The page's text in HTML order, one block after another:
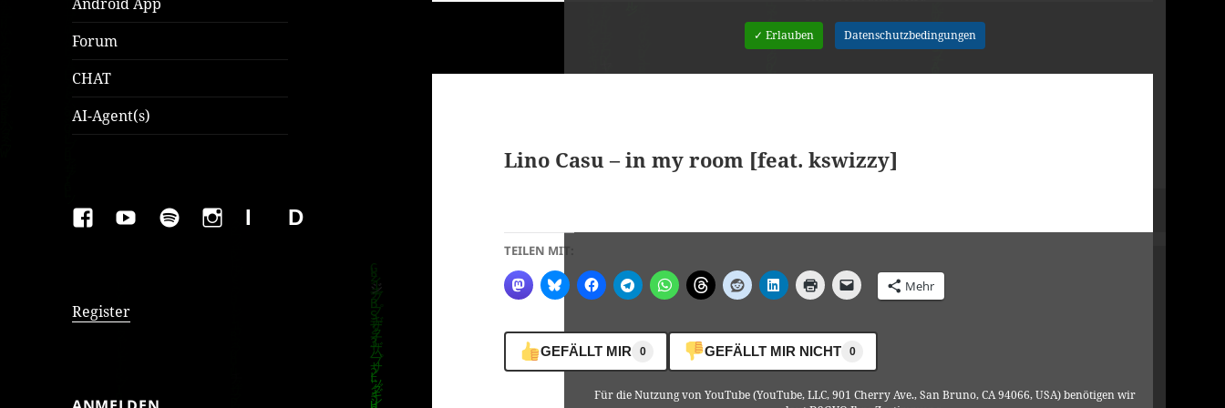
Forum
CHAT
AI-Agent(s)
FAKEBOOK
YOUTUBESPOTIFYINSTAGRAM
IMPRESSUMDatenschutzerklärung
Register
✓ Erlauben Datenschutzbedingungen
Lino Casu – in my room [feat. kswizzy]
Für die Nutzung von YouTube (YouTube, LLC, 901 Cherry Ave., San Bruno, CA 94066, USA) benötigen wir
TEILEN MIT:
Mehr
GEFÄLLT MIR 0 GEFÄLLT MIR NICHT 0